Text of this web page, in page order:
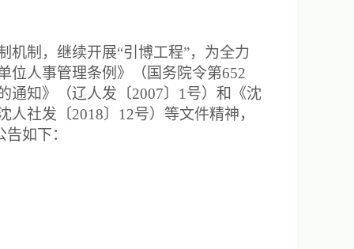
制，继续开展“引博工程”，为全力
位人事管理条例》（国务院令第652
通知》（辽人发〔2007〕1号）和《沈
社发〔2018〕12号）等文件精神，
如下：